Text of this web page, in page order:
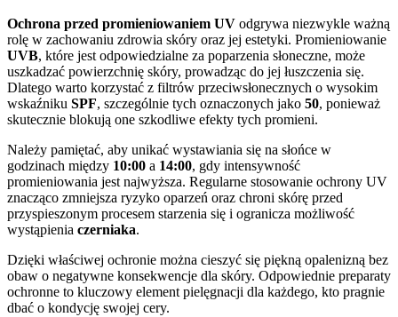
Ochrona przed promieniowaniem UV odgrywa niezwykle ważną
rolę w zachowaniu zdrowia skóry oraz jej estetyki. Promieniowanie
UVB, które jest odpowiedzialne za poparzenia słoneczne, może
uszkadzać powierzchnię skóry, prowadząc do jej łuszczenia się.
Dlatego warto korzystać z filtrów przeciwsłonecznych o wysokim
wskaźniku SPF, szczególnie tych oznaczonych jako 50, ponieważ
skutecznie blokują one szkodliwe efekty tych promieni.
Należy pamiętać, aby unikać wystawiania się na słońce w
godzinach między 10:00 a 14:00, gdy intensywność
promieniowania jest najwyższa. Regularne stosowanie ochrony UV
znacząco zmniejsza ryzyko oparzeń oraz chroni skórę przed
przyspieszonym procesem starzenia się i ogranicza możliwość
wystąpienia czerniaka.
Dzięki właściwej ochronie można cieszyć się piękną opalenizną bez
obaw o negatywne konsekwencje dla skóry. Odpowiednie preparaty
ochronne to kluczowy element pielęgnacji dla każdego, kto pragnie
dbać o kondycję swojej cery.